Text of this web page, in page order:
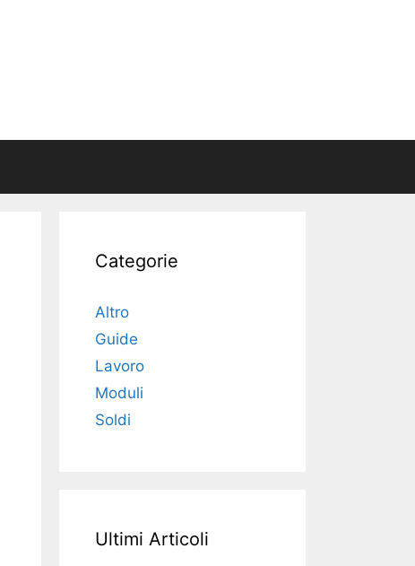
Categorie
Altro
Guide
Lavoro
Moduli
Soldi
Ultimi Articoli